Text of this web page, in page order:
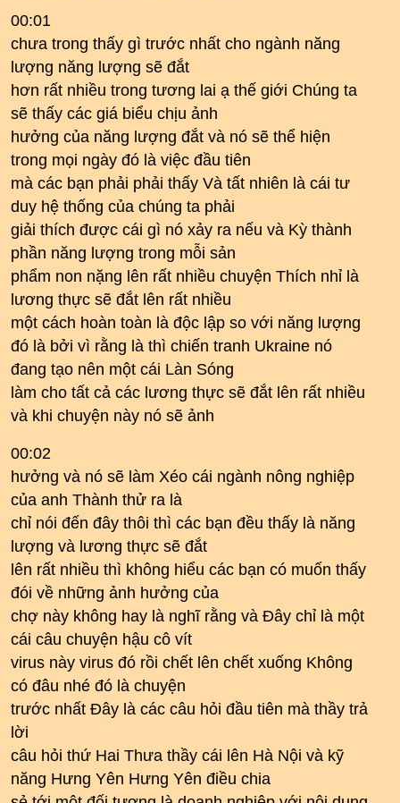
00:01
chưa trong thấy gì trước nhất cho ngành năng
lượng năng lượng sẽ đắt
hơn rất nhiều trong tương lai ạ thế giới Chúng ta
sẽ thấy các giá biểu chịu ảnh
hưởng của năng lượng đắt và nó sẽ thể hiện
trong mọi ngày đó là việc đầu tiên
mà các bạn phải phải thấy Và tất nhiên là cái tư
duy hệ thống của chúng ta phải
giải thích được cái gì nó xảy ra nếu và Kỳ thành
phần năng lượng trong mỗi sản
phẩm non nặng lên rất nhiều chuyện Thích nhỉ là
lương thực sẽ đắt lên rất nhiều
một cách hoàn toàn là độc lập so với năng lượng
đó là bởi vì rằng là thì chiến tranh Ukraine nó
đang tạo nên một cái Làn Sóng
làm cho tất cả các lương thực sẽ đắt lên rất nhiều
và khi chuyện này nó sẽ ảnh
00:02
hưởng và nó sẽ làm Xéo cái ngành nông nghiệp
của anh Thành thử ra là
chỉ nói đến đây thôi thì các bạn đều thấy là năng
lượng và lương thực sẽ đắt
lên rất nhiều thì không hiểu các bạn có muốn thấy
đói về những ảnh hưởng của
chợ này không hay là nghĩ rằng và Đây chỉ là một
cái câu chuyện hậu cô vít
virus này virus đó rồi chết lên chết xuống Không
có đâu nhé đó là chuyện
trước nhất Đây là các câu hỏi đầu tiên mà thầy trả
lời
câu hỏi thứ Hai Thưa thầy cái lên Hà Nội và kỹ
năng Hưng Yên Hưng Yên điều chia